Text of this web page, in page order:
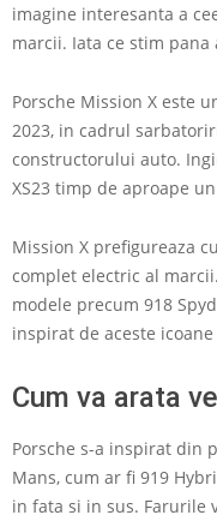
imagine interesanta a
marcii. Iata ce stim pana
Porsche Mission X este
2023, in cadrul
constructorului auto.
XS23 timp de aproape
Mission X prefigureaza
complet electric al
modele precum 918
inspirat de aceste
Cum va arata
Porsche s-a inspirat din
Mans, cum ar fi 919
in fata si in sus. Farurile